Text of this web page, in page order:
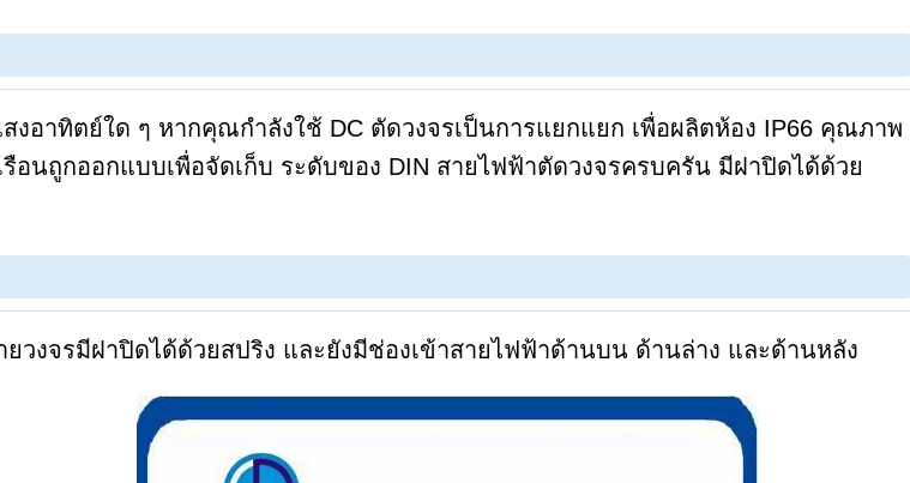
อาทิตย์ใด ๆ หากคุณกําลังใช้ DC ตัดวงจรเป็นการแยกแยก เพื่อผลิตห้อง IP66 คุณภาพ
อนถูกออกแบบเพื่อจัดเก็บ ระดับของ DIN สายไฟฟ้าตัดวงจรครบครัน มีฝาปิดได้ด้วย
วงจรมีฝาปิดได้ด้วยสปริง และยังมีช่องเข้าสายไฟฟ้าด้านบน ด้านล่าง และด้านหลัง